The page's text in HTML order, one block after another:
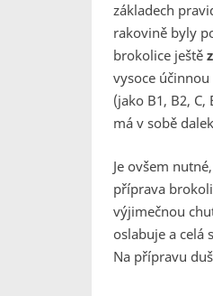
základech
rakovině byly
brokolice ještě
vysoce
(jako B1, B2,
má v sobě
Je ovšem
příprava
výjimečnou
oslabuje a celá
Na přípravu